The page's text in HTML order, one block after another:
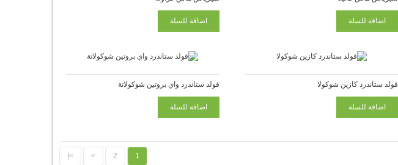
قولد ستاندرد كازين شوكولا قولد ستاندرد واي بروتين شوكولاتة
1
2
>
>|